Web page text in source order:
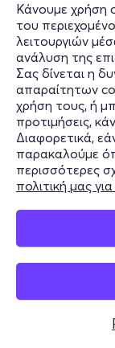
Κάνουμε χρήση
του
λειτουργιών
ανάλυση της
Σας δίνεται η
απαραίτητων
χρήση τους, ή
προτιμήσεις,
Διαφορετικά,
παρακαλούμε
περισσότερες
πολιτική μας